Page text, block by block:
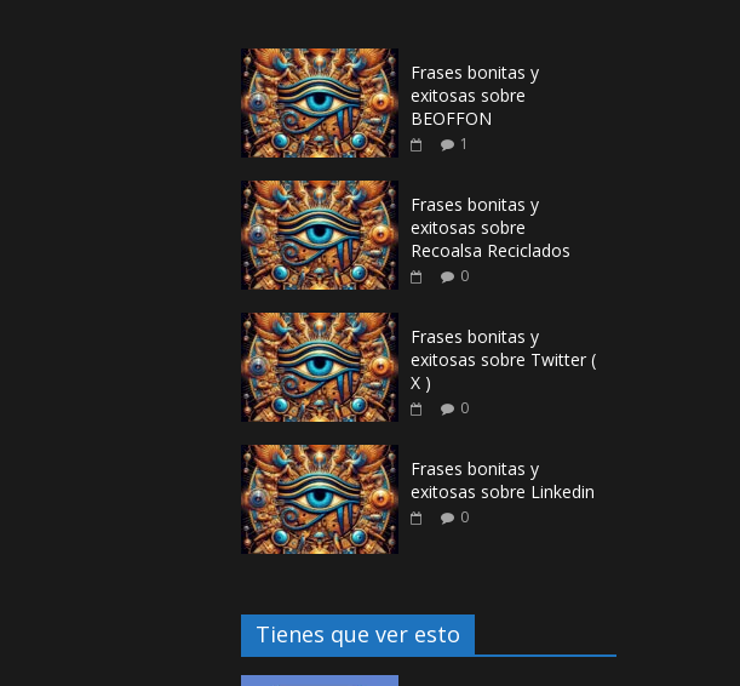
Frases bonitas y
exitosas sobre
BEOFFON
1
Frases bonitas y
exitosas sobre
Recoalsa Reciclados
0
Frases bonitas y
exitosas sobre Twitter (
X )
0
Frases bonitas y
exitosas sobre Linkedin
0
Tienes que ver esto